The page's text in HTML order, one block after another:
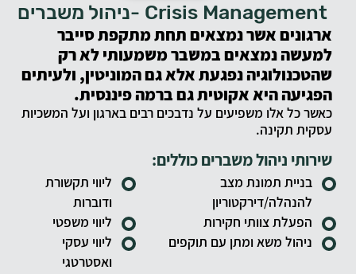
Crisis Management -ניהול משברים
ארגונים אשר נמצאים תחת מתקפת סייבר
למעשה נמצאים במשבר משמעותי לא רק
שהטכנולוגיה נפגעת אלא גם המוניטין, ולעיתים
הפגיעה היא אקוטית גם ברמה פיננסית.
כאשר כל אלו משפיעים על נדבכים רבים בארגון ועל המשכיות
עסקית תקינה.
שירותי ניהול משברים כוללים:
בניית תמונת מצב
להנהלה/דירקטוריון
הפעלת צוותי חקירות
ניהול משא ומתן עם תוקפים
ליווי תקשורת
ודוברות
ליווי משפטי
ליווי עסקי
ואסטרטגי